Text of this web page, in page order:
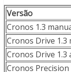
Versão
Cronos 1.3
Cronos Drive 1.3
Cronos Drive 1.3
Cronos Precision